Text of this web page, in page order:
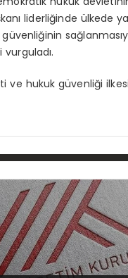
liderliğinde ülkede
ve hukuk güvenliği